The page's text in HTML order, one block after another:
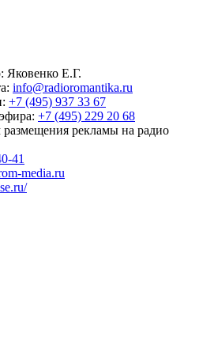
Яковенко Е.Г.
info@radioromantika.ru
+7 (495) 937 33 67
+7 (495) 229 20 68
рекламы на радио
41
media.ru